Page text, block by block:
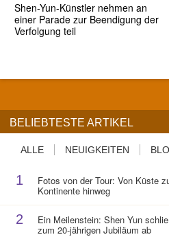
Shen-Yun-Künstler nehmen an
einer Parade zur Beendigung der
Verfolgung teil
BELIEBTESTE ARTIKEL
ALLE NEUIGKEITEN
1 Fotos von der Tour: Von Küste
Kontinente hinweg
2 Ein Meilenstein: Shen Yun
zum 20-jährigen Jubiläum ab